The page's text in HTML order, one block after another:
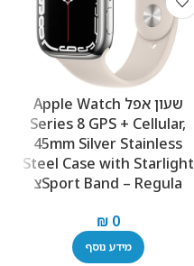
שעון אפל Apple Watch
Series 8 GPS + Cellular,
45mm Silver Stainless
Steel Case with Starlight
Sport Band – Regulaצ
₪0
מידע נוסף